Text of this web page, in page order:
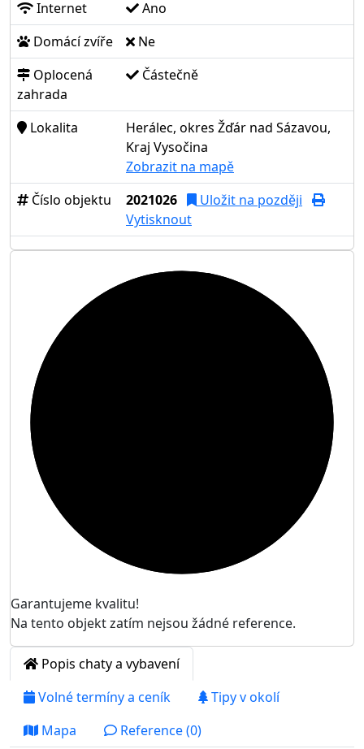
Internet
Ano
Domácí zvíře
Ne
Oplocená
zahrada
Částečně
Lokalita
Herálec, okres Žďár nad Sázavou,
Kraj Vysočina
Zobrazit na mapě
Číslo objektu
2021026
Uložit na později
Vytisknout
Garantujeme kvalitu!
Na tento objekt zatím nejsou žádné reference.
Popis chaty a vybavení
Volné termíny a ceník
Tipy v okolí
Mapa
Reference (0)